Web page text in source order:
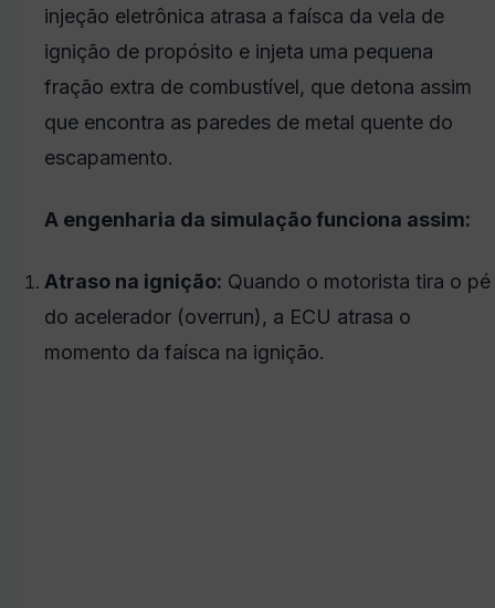
injeção eletrônica atrasa a faísca da vela de
ignição de propósito e injeta uma pequena
fração extra de combustível, que detona assim
que encontra as paredes de metal quente do
escapamento.
A engenharia da simulação funciona assim:
Atraso na ignição: Quando o motorista tira o pé
do acelerador (overrun), a ECU atrasa o
momento da faísca na ignição.